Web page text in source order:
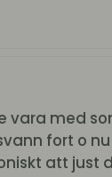
med
fort o
att just